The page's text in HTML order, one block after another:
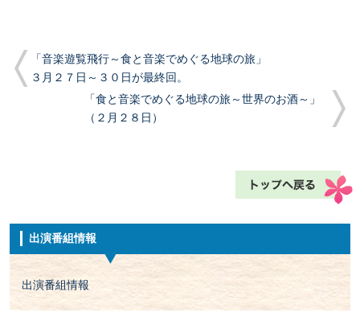
「音楽遊覧飛行～食と音楽でめぐる地球の旅」
３月２７日～３０日が最終回。
「食と音楽でめぐる地球の旅～世界のお酒～」
（２月２８日）
出演番組情報
出演番組情報